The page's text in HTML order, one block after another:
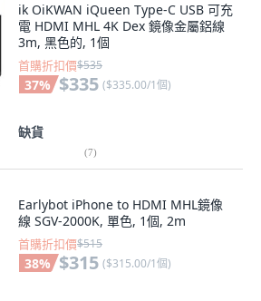
ik OiKWAN iQueen Type-C USB 可充
電 HDMI MHL 4K Dex 鏡像金屬鋁線
3m, 黑色的, 1個
首購折扣價$535
37% $335 ($335.00/1個)
缺貨
(7)
Earlybot iPhone to HDMI MHL鏡像
線 SGV-2000K, 單色, 1個, 2m
首購折扣價$515
38% $315 ($315.00/1個)